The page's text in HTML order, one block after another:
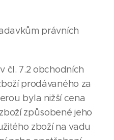
právních
čl. 7.2 obchodních
prodávaného za
byla nižší cena
způsobené jeho
zboží na vadu